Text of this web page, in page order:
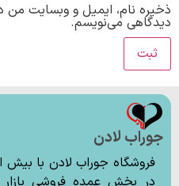
ذخیره نام، ایمیل و وبسایت من
دیدگاهی می‌نویسم.
جوراب لادن